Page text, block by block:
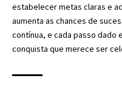
estabelecer metas claras e
aumenta as chances de
contínua, e cada passo dado
conquista que merece ser